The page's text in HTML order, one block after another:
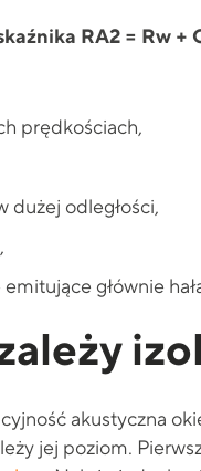
RA2 = Rw +
prędkościach,
dużej odległości,
emitujące głównie
akustyczna
jej poziom.